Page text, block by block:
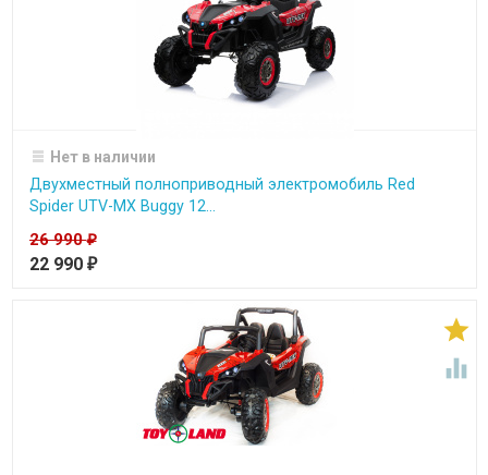
Нет в наличии
Двухместный полноприводный электромобиль Red
Spider UTV-MX Buggy 12...
26 990₽
22 990 ₽

